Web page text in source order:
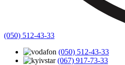
(050) 512-43-33
(050) 512-43-33
(067) 917-73-33